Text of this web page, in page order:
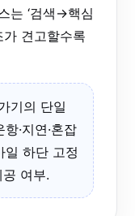
는 ‘검색→핵심
견고할수록
기의 단일
·지연·혼잡
일 하단 고정
여부.